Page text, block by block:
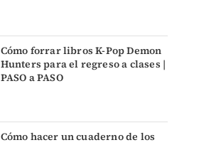
Cómo forrar libros K-Pop Demon
Hunters para el regreso a clases |
PASO a PASO
Cómo hacer un cuaderno de los